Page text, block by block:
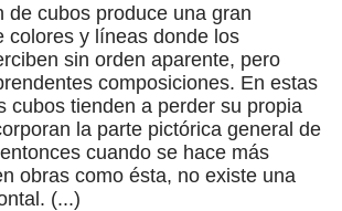
de cubos produce una gran
colores y líneas donde los
sin orden aparente, pero
composiciones. En estas
cubos tienden a perder su propia
la parte pictórica general de
cuando se hace más
obras como ésta, no existe una
(...)